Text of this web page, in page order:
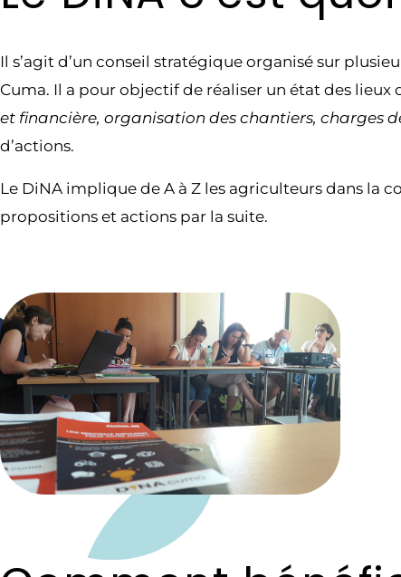
Il s’agit d’un conseil stratégique organisé sur
Cuma. Il a pour objectif de réaliser un état des lieux
et financière, organisation des chantiers, charges
d’actions.
Le DiNA implique de A à Z les agriculteurs dans la
propositions et actions par la suite.